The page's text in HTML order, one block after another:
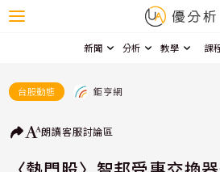
新聞 分析 教學 課
台股動態 鉅亨網
朗讀客服討論區